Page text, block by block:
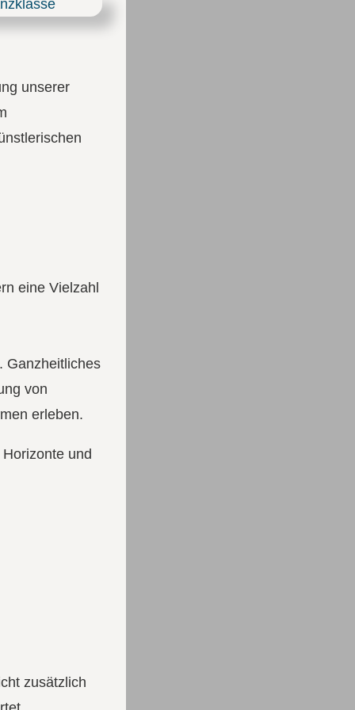
unserer
eine Vielzahl
Ganzheitliches
von
erleben.
und
zusätzlich